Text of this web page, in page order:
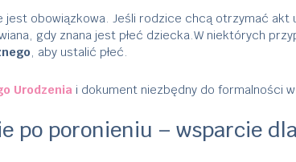
jest obowiązkowa. Jeśli rodzice chcą otrzymać
gdy znana jest płeć dziecka.W niektórych
, aby ustalić płeć.
Urodzenia i dokument niezbędny do formalności w
po poronieniu – wsparcie